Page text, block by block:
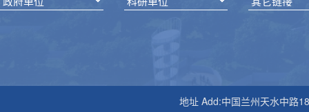
地址 Add:中国兰州天水中路